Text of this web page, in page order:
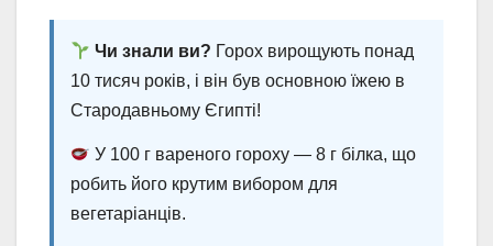
Чи знали ви? Горох вирощують понад
10 тисяч років, і він був основною їжею в
Стародавньому Єгипті!
У 100 г вареного гороху — 8 г білка, що
робить його крутим вибором для
вегетаріанців.